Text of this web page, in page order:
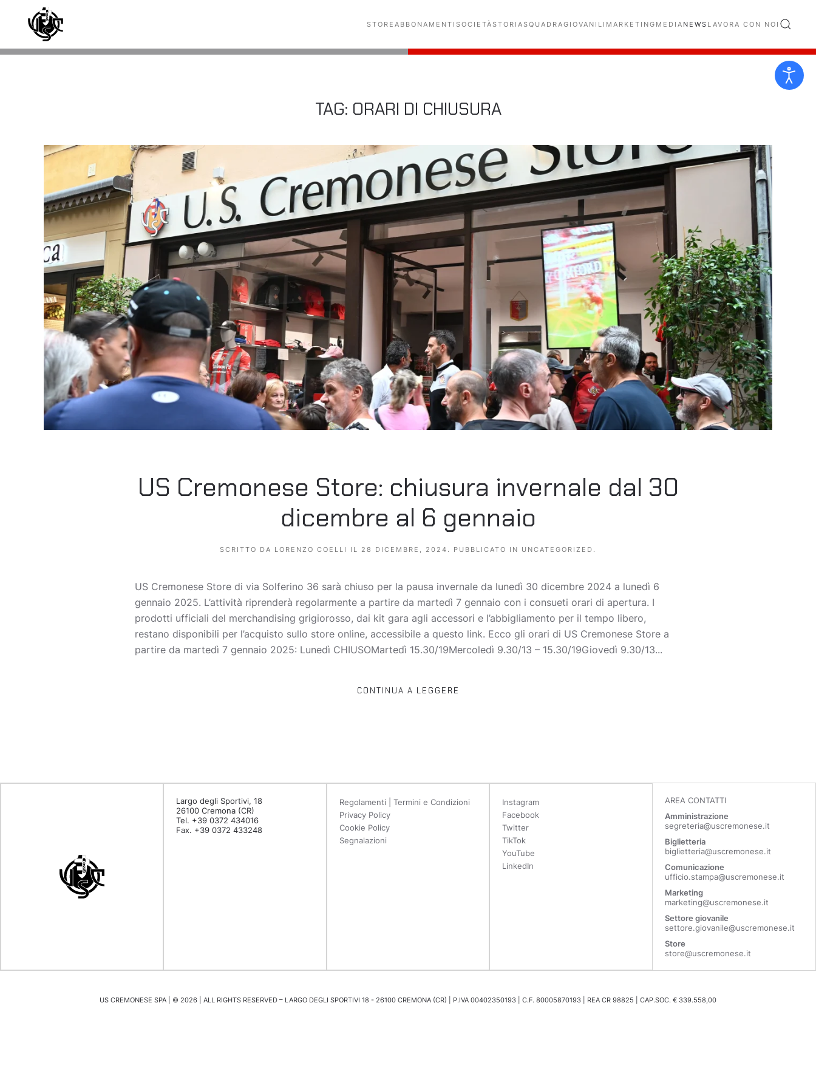
Skip to main content STORE ABBONAMENTI SOCIETÀSTORIASQUADRAGIOVANILI MARKETING MEDIA NEWS LAVORA CON NOI
TAG: ORARI DI CHIUSURA
US Cremonese Store: chiusura invernale dal 30
dicembre al 6 gennaio
SCRITTO DA LORENZO COELLI IL 28 DICEMBRE, 2024 . PUBBLICATO IN UNCATEGORIZED .
US Cremonese Store di via Solferino 36 sarà chiuso per la pausa invernale da lunedì 30 dicembre 2024 a lunedì 6
gennaio 2025. L’attività riprenderà regolarmente a partire da martedì 7 gennaio con i consueti orari di apertura. I
prodotti ufficiali del merchandising grigiorosso, dai kit gara agli accessori e l’abbigliamento per il tempo libero,
restano disponibili per l’acquisto sullo store online, accessibile a questo link. Ecco gli orari di US Cremonese Store a
partire da martedì 7 gennaio 2025: Lunedì CHIUSOMartedì 15.30/19Mercoledì 9.30/13 – 15.30/19Giovedì 9.30/13...
CONTINUA A LEGGERE
Largo degli Sportivi, 18
26100 Cremona (CR)
Tel. +39 0372 434016
Fax. +39 0372 433248
Regolamenti | Termini e Condizioni
Privacy Policy
Cookie Policy
Segnalazioni
Instagram
Facebook
Twitter
TikTok
YouTube
LinkedIn
AREA CONTATTI
Amministrazione
segreteria@uscremonese.it
Biglietteria
biglietteria@uscremonese.it
Comunicazione
ufficio.stampa@uscremonese.it
Marketing
marketing@uscremonese.it
Settore giovanile
settore.giovanile@uscremonese.it
Store
store@uscremonese.it
US CREMONESE SPA | © 2026 | ALL RIGHTS RESERVED – LARGO DEGLI SPORTIVI 18 - 26100 CREMONA (CR) | P.IVA 00402350193 | C.F. 80005870193 | REA CR 98825 | CAP.SOC. € 339.558,00